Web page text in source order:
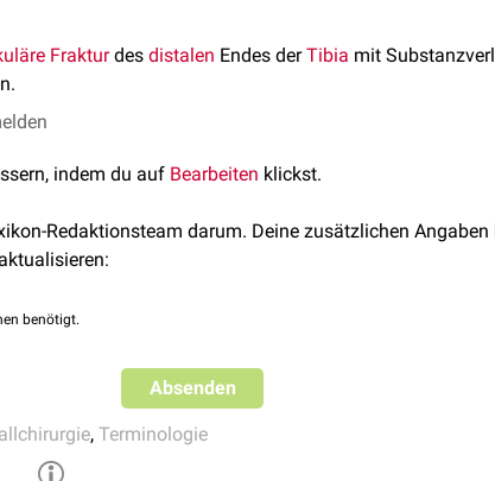
Frakturdes distalen Endes derTibia mit
indem du auf Bearbeiten klickst.
Redaktionsteam darum. Deine zusätzlichen Angaben
benötigt.
Absenden
, Terminologie